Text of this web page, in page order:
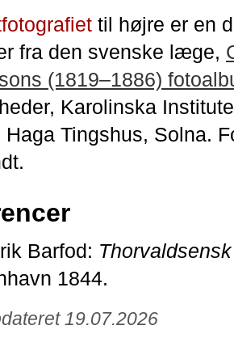
til højre er en
fra den svenske læge,
(1819–1886)
Karolinska
Haga Tingshus, Solna.
Barfod:
1844.
19.07.2026